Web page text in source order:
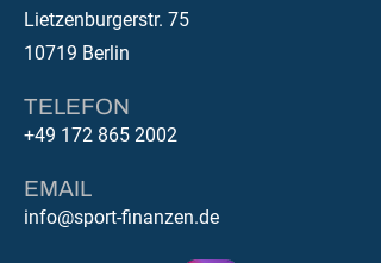
Lietzenburgerstr. 75
10719 Berlin
TELEFON
+49 172 865 2002
EMAIL
info@sport-finanzen.de